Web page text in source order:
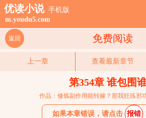
优读小说 手机版
m.youdu5.com
免费阅读
返回
上一章 查看最新章节
第354章 谁包围
作品：修炼副作用能转嫁？那我狂练邪
如果本章错误，请点击 报错